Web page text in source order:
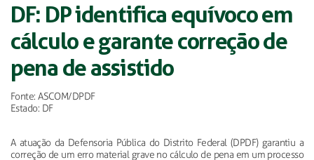
DF: DP identifica equívoco em
cálculo e garante correção de
pena de assistido
Fonte: ASCOM/DPDF
Estado: DF
A atuação da Defensoria Pública do Distrito Federal (DPDF) garantiu a
correção de um erro material grave no cálculo de pena em um processo